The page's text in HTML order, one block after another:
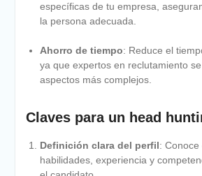
específicas de tu empresa,
la persona adecuada.
Ahorro de tiempo: Reduce el
ya que expertos en reclutamiento
aspectos más complejos.
Claves para un head
Definición clara del perfil:
habilidades, experiencia y